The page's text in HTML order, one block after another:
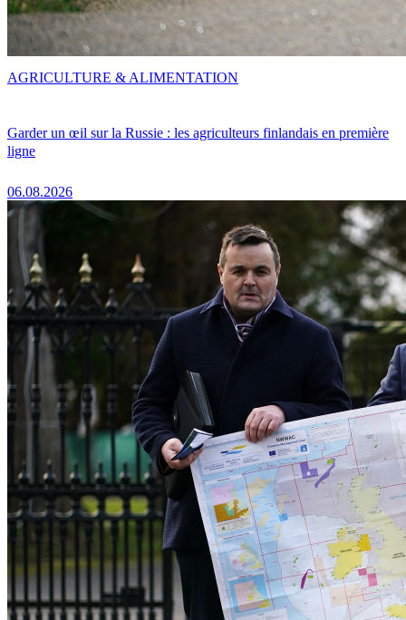
Garder un œil sur la Russie : les agriculteurs finlandais en première
ligne
06.08.2026
AGRICULTURE & ALIMENTATION